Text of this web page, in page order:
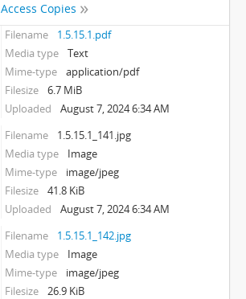
Access Copies
Filename
1.5.15.1.pdf
Media type
Text
Mime-type
application/pdf
Filesize
6.7 MiB
Uploaded
August 7, 2024 6:34 AM
Filename
1.5.15.1_141.jpg
Media type
Image
Mime-type
image/jpeg
Filesize
41.8 KiB
Uploaded
August 7, 2024 6:34 AM
Filename
1.5.15.1_142.jpg
Media type
Image
Mime-type
image/jpeg
Filesize
26.9 KiB